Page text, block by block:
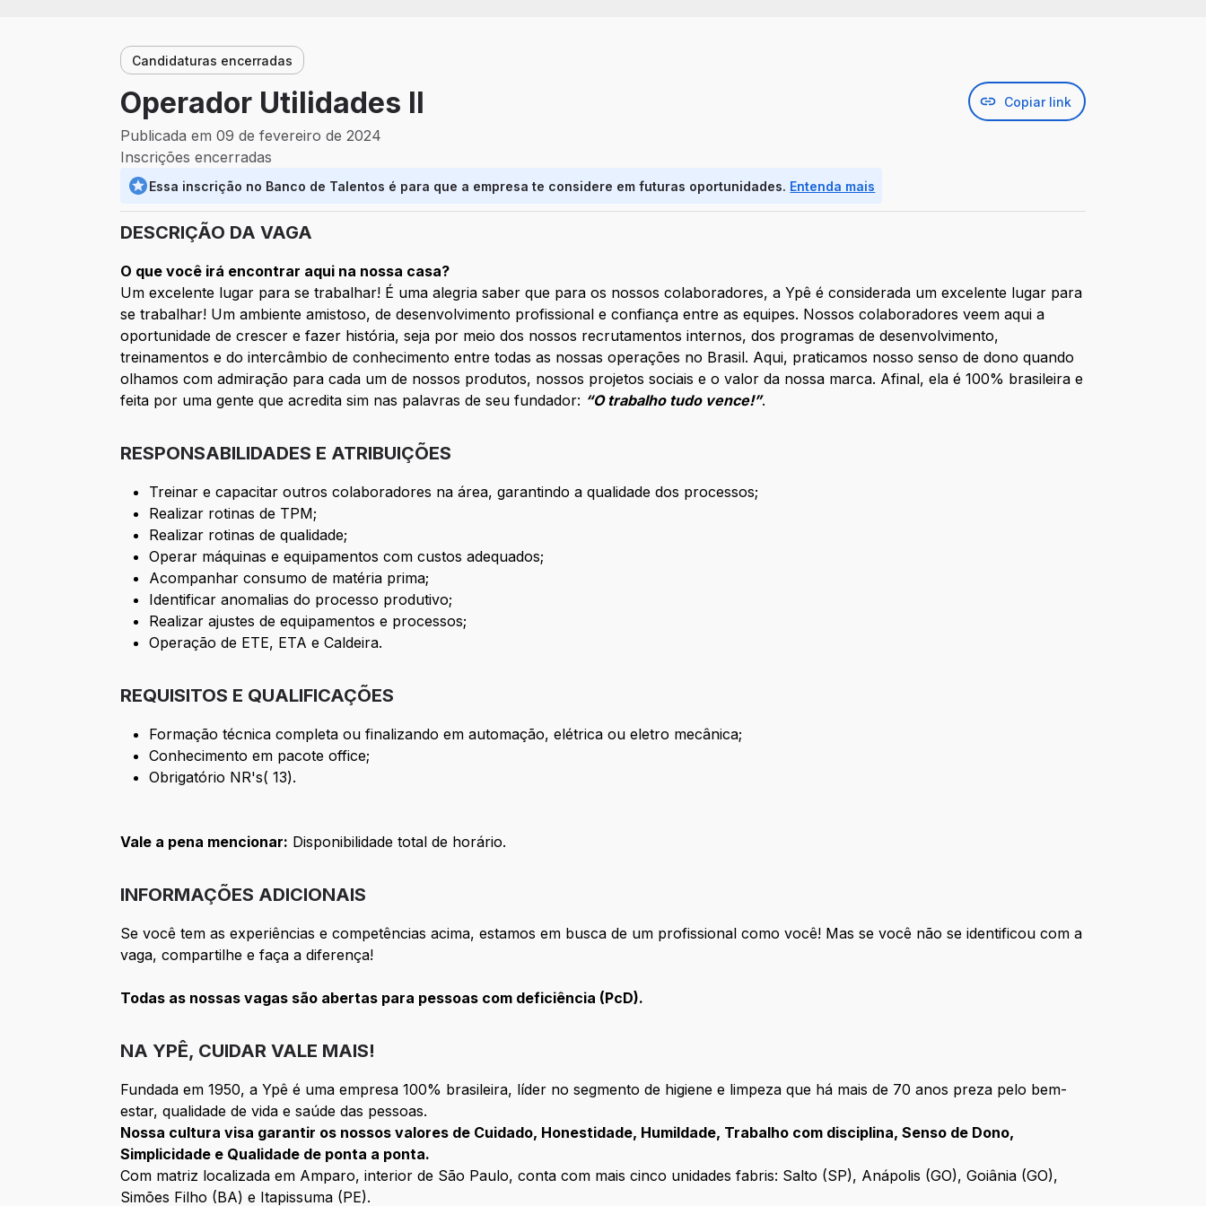
Candidaturas encerradas
Operador Utilidades II Copiar link
Publicada em 09 de fevereiro de 2024
Inscrições encerradas
Essa inscrição no Banco de Talentos é para que a empresa te considere em futuras oportunidades. Entenda mais
DESCRIÇÃO DA VAGA
O que você irá encontrar aqui na nossa casa?
Um excelente lugar para se trabalhar! É uma alegria saber que para os nossos colaboradores, a Ypê é considerada um excelente lugar para
se trabalhar! Um ambiente amistoso, de desenvolvimento profissional e confiança entre as equipes. Nossos colaboradores veem aqui a
oportunidade de crescer e fazer história, seja por meio dos nossos recrutamentos internos, dos programas de desenvolvimento,
treinamentos e do intercâmbio de conhecimento entre todas as nossas operações no Brasil. Aqui, praticamos nosso senso de dono quando
olhamos com admiração para cada um de nossos produtos, nossos projetos sociais e o valor da nossa marca. Afinal, ela é 100% brasileira e
feita por uma gente que acredita sim nas palavras de seu fundador: “O trabalho tudo vence!”.
RESPONSABILIDADES E ATRIBUIÇÕES
Treinar e capacitar outros colaboradores na área, garantindo a qualidade dos processos;
Realizar rotinas de TPM;
Realizar rotinas de qualidade;
Operar máquinas e equipamentos com custos adequados;
Acompanhar consumo de matéria prima;
Identificar anomalias do processo produtivo;
Realizar ajustes de equipamentos e processos;
Operação de ETE, ETA e Caldeira.
REQUISITOS E QUALIFICAÇÕES
Formação técnica completa ou finalizando em automação, elétrica ou eletro mecânica;
Conhecimento em pacote office;
Obrigatório NR's( 13).
Vale a pena mencionar: Disponibilidade total de horário.
INFORMAÇÕES ADICIONAIS
Se você tem as experiências e competências acima, estamos em busca de um profissional como você! Mas se você não se identificou com a
vaga, compartilhe e faça a diferença!
Todas as nossas vagas são abertas para pessoas com deficiência (PcD).
NA YPÊ, CUIDAR VALE MAIS!
Fundada em 1950, a Ypê é uma empresa 100% brasileira, líder no segmento de higiene e limpeza que há mais de 70 anos preza pelo bem-
estar, qualidade de vida e saúde das pessoas.
Nossa cultura visa garantir os nossos valores de Cuidado, Honestidade, Humildade, Trabalho com disciplina, Senso de Dono,
Simplicidade e Qualidade de ponta a ponta.
Com matriz localizada em Amparo, interior de São Paulo, conta com mais cinco unidades fabris: Salto (SP), Anápolis (GO), Goiânia (GO),
Simões Filho (BA) e Itapissuma (PE).